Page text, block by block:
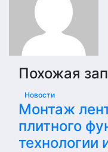
Похожая
Новости
Монтаж
плитного
технологии